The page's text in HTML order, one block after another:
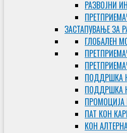
РАЗВОЈНИ
ЗАСТАПУВАЊЕ ЗА
ГЛОБАЛЕН
ПОДДРШКА
ПОДДРШКА
ПРОМОЦИЈА
ПАТ КОН
КОН